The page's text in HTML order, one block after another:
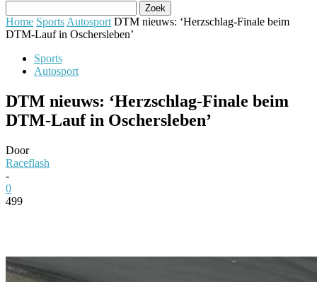
Home Sports Autosport DTM nieuws: ‘Herzschlag-Finale beim
DTM-Lauf in Oschersleben’
Sports
Autosport
DTM nieuws: ‘Herzschlag-Finale beim
DTM-Lauf in Oschersleben’
Door
Raceflash
-
0
499